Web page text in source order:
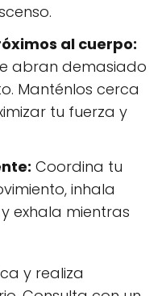
al cuerpo:
abran demasiado
Manténlos cerca
tu fuerza y
Coordina tu
inhala
exhala mientras
y realiza